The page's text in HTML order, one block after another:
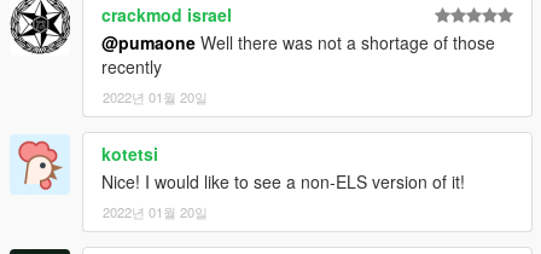
crackmod israel
@pumaone Well there was not a shortage of those
recently
2022년 01월 20일
kotetsi
Nice! I would like to see a non-ELS version of it!
2022년 01월 20일